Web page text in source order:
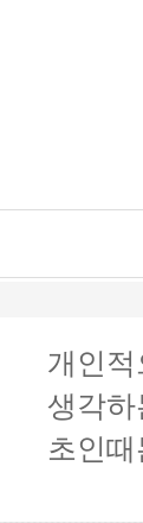
개인
생각하
초인